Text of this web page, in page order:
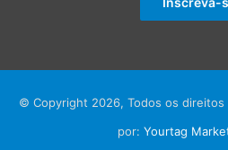
© Copyright 2026, Todos os
por: Yourtag